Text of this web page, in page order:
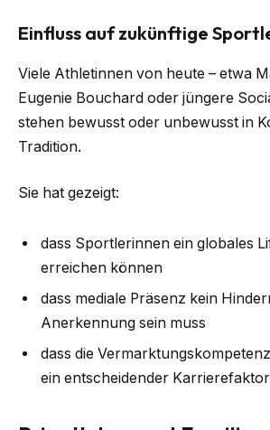
Einfluss auf zukünftige
Viele Athletinnen von heute – etwa
Eugenie Bouchard oder jüngere
stehen bewusst oder unbewusst in
Tradition.
Sie hat gezeigt:
dass Sportlerinnen ein globales
erreichen können
dass mediale Präsenz kein
Anerkennung sein muss
dass die
ein entscheidender